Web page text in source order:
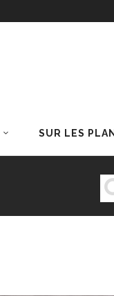
SUR LES